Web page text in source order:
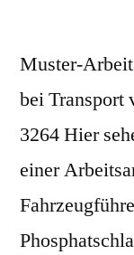
Muster-
bei Transport
3264 Hier
einer